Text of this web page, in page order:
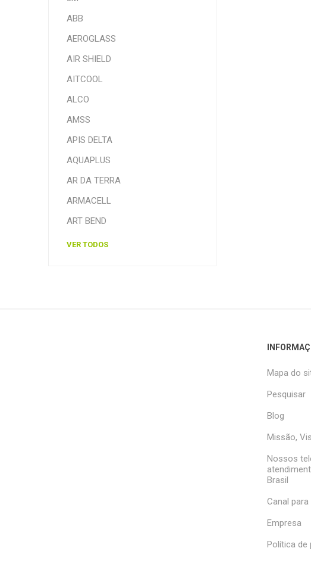
ABB
AEROGLASS
AIR SHIELD
AITCOOL
ALCO
AMSS
APIS DELTA
AQUAPLUS
AR DA TERRA
ARMACELL
ART BEND
VER TODOS
Mapa do
Pesquisar
Blog
Missão,
Nossos
Brasil
Canal
Empresa
Política de